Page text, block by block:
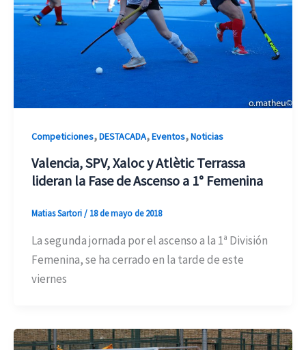
Competiciones,DESTACADA,Eventos,Noticias
Valencia, SPV, Xaloc y Atlètic Terrassa
lideran la Fase de Ascenso a 1° Femenina
Matias Sartori/ 18 de mayo de 2018
La segunda jornada por el ascenso a la 1ª División
Femenina, se ha cerrado en la tarde de este
viernes